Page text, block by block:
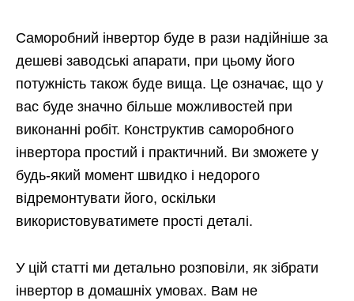
Саморобний інвертор буде в рази надійніше за
дешеві заводські апарати, при цьому його
потужність також буде вища. Це означає, що у
вас буде значно більше можливостей при
виконанні робіт. Конструктив саморобного
інвертора простий і практичний. Ви зможете у
будь-який момент швидко і недорого
відремонтувати його, оскільки
використовуватимете прості деталі.
У цій статті ми детально розповіли, як зібрати
інвертор в домашніх умовах. Вам не